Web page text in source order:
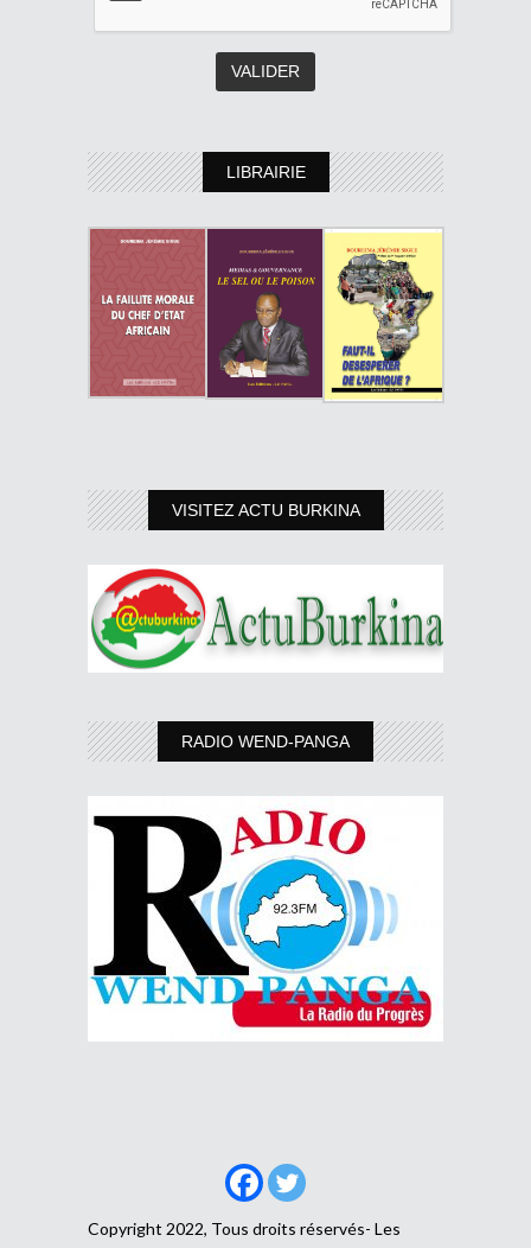
LIBRAIRIE
VISITEZ ACTU BURKINA
RADIO WEND-PANGA
Copyright 2022, Tous droits réservés- Les